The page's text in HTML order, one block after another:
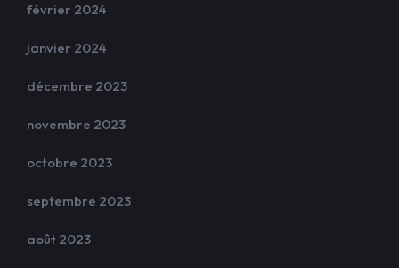
février 2024
janvier 2024
décembre 2023
novembre 2023
octobre 2023
septembre 2023
août 2023